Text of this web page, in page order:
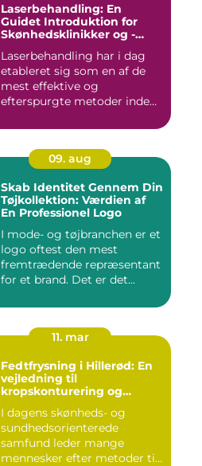
Laserbehandling: En
Guidet Introduktion for
Skønhedsklinikker og -
Laserbehandling har i dag
etableret sig som en af de
mest effektive og
efterspurgte metoder inden
09. aug
Skab Identitet Gennem Din
Tøjkollektion: Værdien af
En Professionel Logo
I mode- og tøjbranchen er et
logo oftest den mest
fremtrædende repræsentant
for et brand. Det er det...
11. mar
Fedtfrysning i Hillerød: En
vejledning til
kropskonturering og
I dagens skønheds- og
sundhedsorienterede
samfund leder mange
mennesker efter metoder til